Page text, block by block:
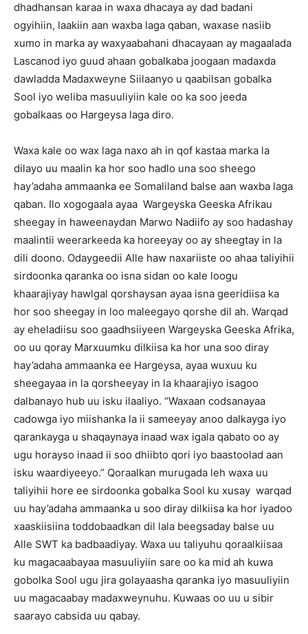
dhadhansan karaa in waxa dhacaya ay dad badani
ogyihiin, laakiin aan waxba laga qaban, waxase nasiib
xumo in marka ay waxyaabahani dhacayaan ay magaalada
Lascanod iyo guud ahaan gobalkaba joogaan madaxda
dawladda Madaxweyne Siilaanyo u qaabilsan gobalka
Sool iyo weliba masuuliyiin kale oo ka soo jeeda
gobalkaas oo Hargeysa laga diro.
Waxa kale oo wax laga naxo ah in qof kastaa marka la
dilayo uu maalin ka hor soo hadlo una soo sheego
hay’adaha ammaanka ee Somaliland balse aan waxba laga
qaban. Ilo xogogaala ayaa Wargeyska Geeska Afrikau
sheegay in haweenaydan Marwo Nadiifo ay soo hadashay
maalintii weerarkeeda ka horeeyay oo ay sheegtay in la
dili doono. Odaygeedii Alle haw naxariiste oo ahaa taliyihii
sirdoonka qaranka oo isna sidan oo kale loogu
khaarajiyay hawlgal qorshaysan ayaa isna geeridiisa ka
hor soo sheegay in loo maleegayo qorshe dil ah. Warqad
ay eheladiisu soo gaadhsiiyeen Wargeyska Geeska Afrika,
oo uu qoray Marxuumku dilkiisa ka hor una soo diray
hay’adaha ammaanka ee Hargeysa, ayaa wuxuu ku
sheegayaa in la qorsheeyay in la khaarajiyo isagoo
dalbanayo hub uu isku ilaaliyo. “Waxaan codsanayaa
cadowga iyo miishanka la ii sameeyay anoo dalkayga iyo
qarankayga u shaqaynaya inaad wax igala qabato oo ay
ugu horayso inaad ii soo dhiibto qori iyo baastoolad aan
isku waardiyeeyo.” Qoraalkan murugada leh waxa uu
taliyihii hore ee sirdoonka gobalka Sool ku xusay warqad
uu hay’adaha ammaanka u soo diray dilkiisa ka hor iyadoo
xaaskiisiina toddobaadkan dil lala beegsaday balse uu
Alle SWT ka badbaadiyay. Waxa uu taliyuhu qoraalkiisaa
ku magacaabayaa masuuliyiin sare oo ka mid ah kuwa
gobolka Sool ugu jira golayaasha qaranka iyo masuuliyiin
uu magacaabay madaxweynuhu. Kuwaas oo uu u sibir
saarayo cabsida uu qabay.